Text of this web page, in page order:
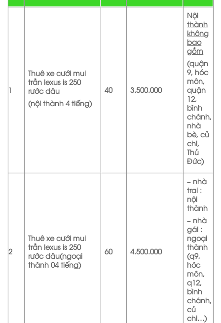
1
Thuê xe cưới mui
trần lexus is 250
rước dâu
(nội thành 4 tiếng)
40 3.500.000
Nội
thành
không
bao
gồm
(quận
9, hóc
môn,
quận
12,
bình
chánh,
nhà
bè, củ
chi,
Thủ
Đức)
2
Thuê xe cưới mui
trần lexus is 250
rước dâu(ngoại
thành 04 tiếng)
60 4.500.000
– nhà
trai :
nội
thành
– nhà
gái :
ngoại
thành
(q9,
hóc
môn,
q12,
bình
chánh,
củ
chi…)